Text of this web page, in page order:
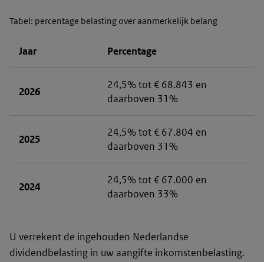
Tabel: percentage belasting over aanmerkelijk belang
Jaar Percentage
2026
24,5% tot € 68.843 en
daarboven 31%
2025
24,5% tot € 67.804 en
daarboven 31%
2024
24,5% tot € 67.000 en
daarboven 33%
U verrekent de ingehouden Nederlandse
dividendbelasting in uw aangifte inkomstenbelasting.